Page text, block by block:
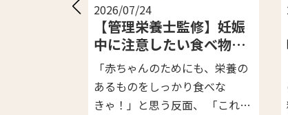
2026/07/23
【栄養士が解説】発酵調
味料とは？驚きの効果・
種類と今日から使える簡
単活用方法
「発酵食品が体にいい」という
のはよく耳にしますが、日々の
料理に発酵調味料を上手に使い